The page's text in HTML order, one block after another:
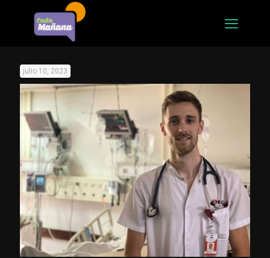
julio 10, 2023